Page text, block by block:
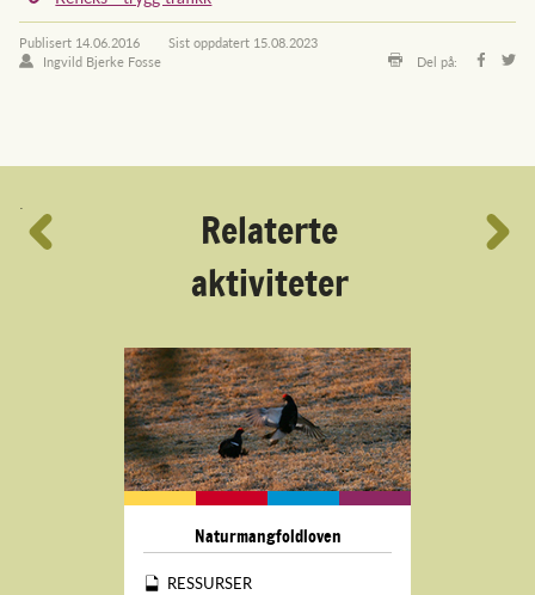
Publisert 14.06.2016 Sist oppdatert 15.08.2023
Ingvild Bjerke Fosse
Del på:
´
Relaterte
aktiviteter
Naturmangfoldloven
RESSURSER